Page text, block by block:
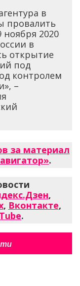
в
провалить
ноября 2020
в
открытие
под
контролем
–
за материал
.
,
, Вконтакте,
.